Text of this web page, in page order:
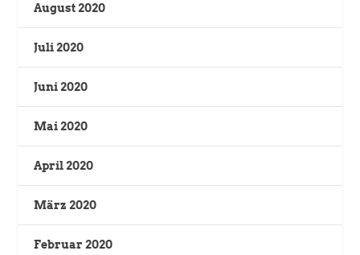
August 2020
Juli 2020
Juni 2020
Mai 2020
April 2020
März 2020
Februar 2020